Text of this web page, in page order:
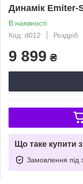
Динамік Emiter-
В наявності
Код: d012
Роздріб
9 899 ₴
Що таке купити
Замовлення під